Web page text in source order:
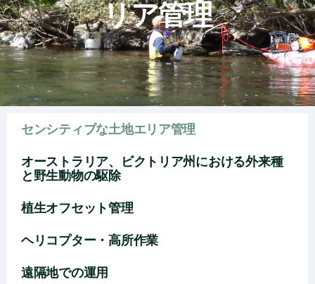
リア管理
センシティブな土地エリア管理
オーストラリア、ビクトリア州における外来種
と野生動物の駆除
植生オフセット管理
ヘリコプター・高所作業
遠隔地での運用